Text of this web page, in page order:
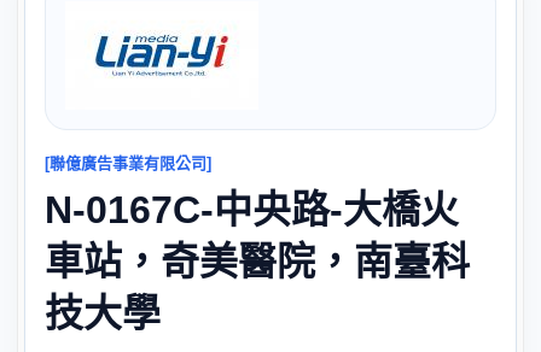
[聯億廣告事業有限公司]
N-0167C-中央路-大橋火
車站，奇美醫院，南臺科
技大學